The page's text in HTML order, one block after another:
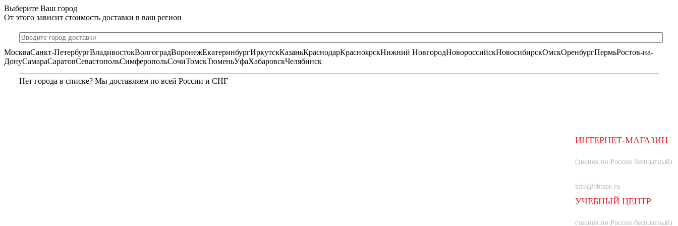
Выберите Ваш город
От этого зависит стоимость доставки в ваш регион
МоскваСанкт-ПетербургВладивостокВолгоградВоронежЕкатеринбургИркутскКазаньКраснодарКрасноярскНижний НовгородНовороссийскНовосибирскОмскОренбургПермьРостов-на-
ДонуСамараСаратовСевастопольСимферопольСочиТомскТюменьУфаХабаровскЧелябинск
Нет города в списке? Мы доставляем по всей России и СНГ
ИНТЕРНЕТ-МАГАЗИН
(звонок по России бесплатный)
info@bbtape.ru
УЧЕБНЫЙ ЦЕНТР
(звонок по России бесплатный)